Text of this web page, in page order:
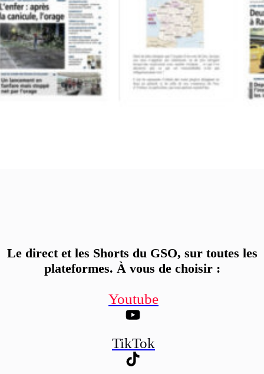
Le direct et les Shorts du GSO, sur toutes les
plateformes. À vous de choisir:
Youtube
TikTok